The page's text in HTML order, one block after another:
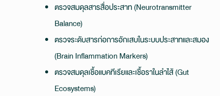
ตรวจสมดุลสารสื่อประสาท (Neurotransmitter
Balance)
ตรวจระดับสารก่อการอักเสบในระบบประสาทและสมอง
(Brain Inflammation Markers)
ตรวจสมดุลเชื้อแบคทีเรียและเชื้อราในลำไส้ (Gut
Ecosystems)